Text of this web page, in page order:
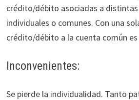
crédito/débito asociadas a
individuales o comunes. Con una
crédito/débito a la cuenta común
Inconvenientes:
Se pierde la individualidad. Tanto